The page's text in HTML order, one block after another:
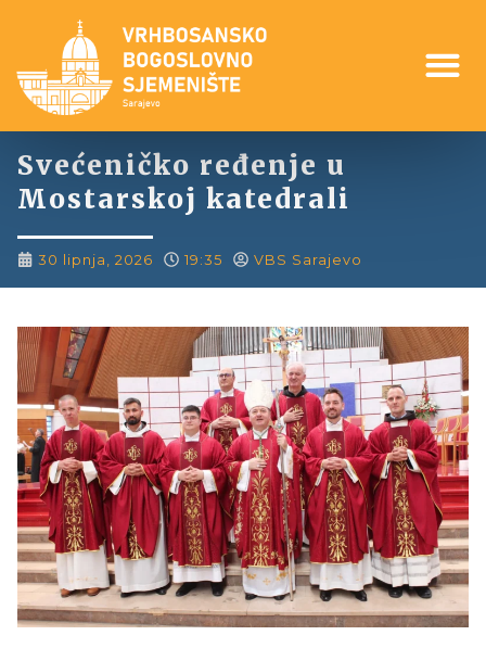
Svećeničko ređenje u
Mostarskoj katedrali
30 lipnja, 2026 19:35 VBS Sarajevo